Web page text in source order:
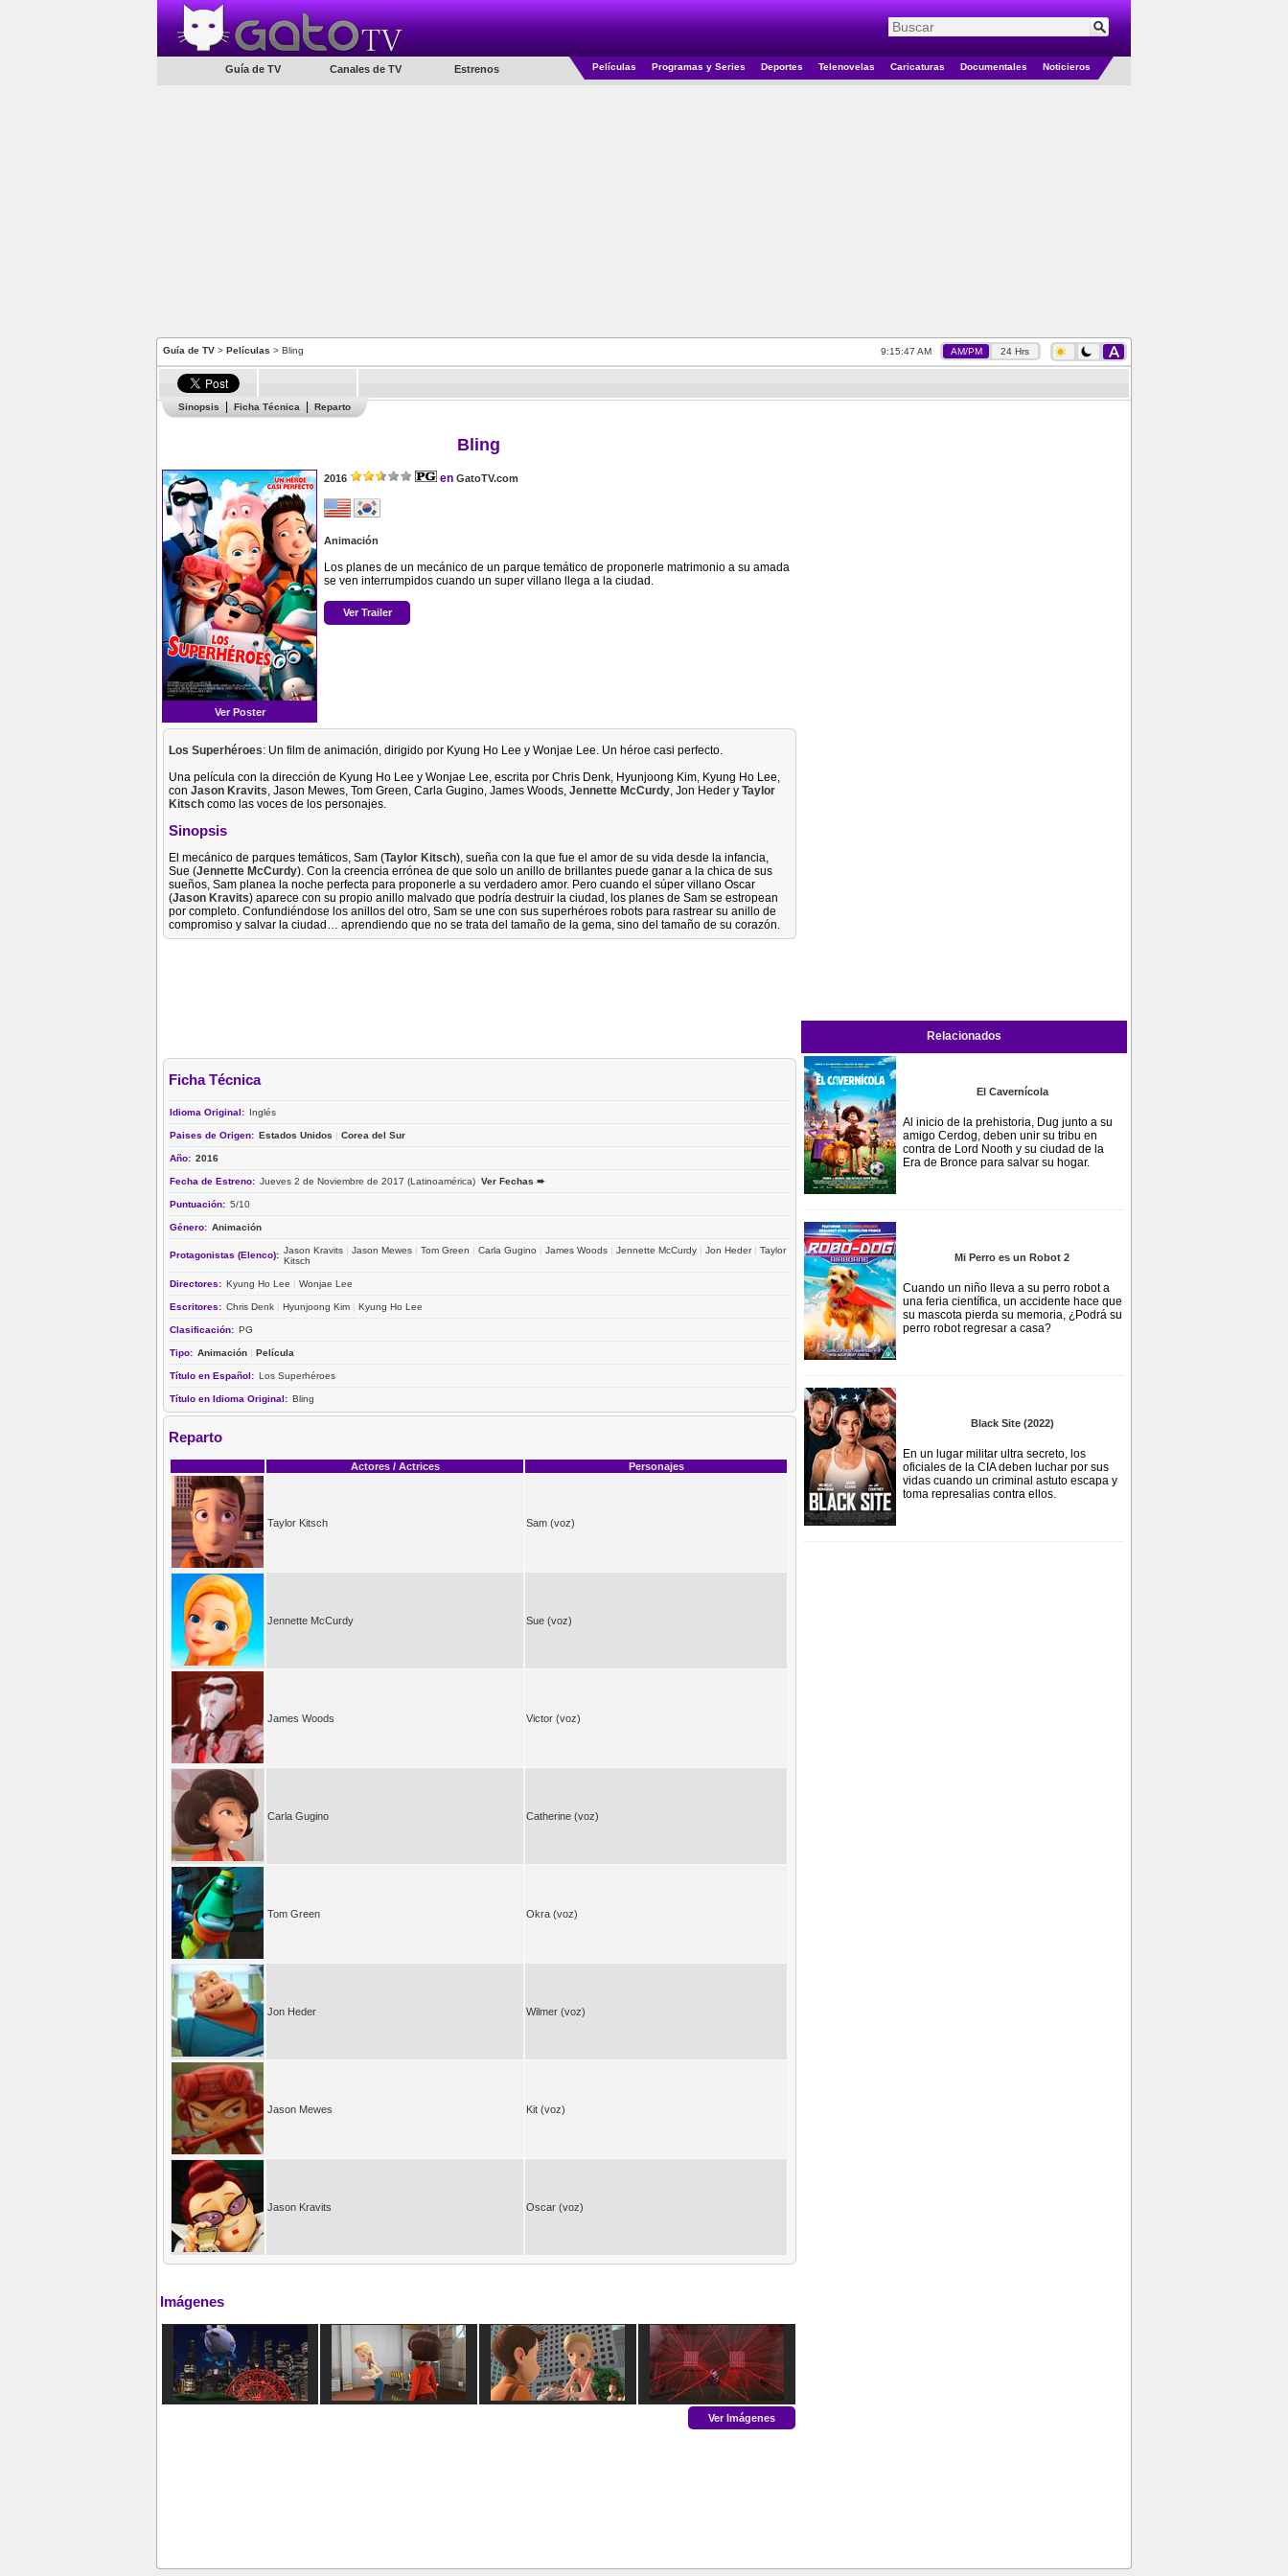
Guía de TV Canales de TV Estrenos Películas Programas y Series Deportes Telenovelas Caricaturas Documentales Noticieros
Guía de TV > Películas > Bling 9:15:48 AM AM/PM 24 Hrs
Sinopsis Ficha Técnica Reparto
Bling
Ver Poster
2016 en GatoTV.com
Animación
Los planes de un mecánico de un parque temático de proponerle matrimonio a su amada
se ven interrumpidos cuando un super villano llega a la ciudad.
Ver Trailer
Los Superhéroes: Un film de animación, dirigido por Kyung Ho Lee y Wonjae Lee. Un héroe casi perfecto.
Una película con la dirección de Kyung Ho Lee y Wonjae Lee, escrita por Chris Denk, Hyunjoong Kim, Kyung Ho Lee,
con Jason Kravits, Jason Mewes, Tom Green, Carla Gugino, James Woods, Jennette McCurdy, Jon Heder y Taylor
Kitsch como las voces de los personajes.
Sinopsis
El mecánico de parques temáticos, Sam (Taylor Kitsch), sueña con la que fue el amor de su vida desde la infancia,
Sue (Jennette McCurdy). Con la creencia errónea de que solo un anillo de brillantes puede ganar a la chica de sus
sueños, Sam planea la noche perfecta para proponerle a su verdadero amor. Pero cuando el súper villano Oscar
(Jason Kravits) aparece con su propio anillo malvado que podría destruir la ciudad, los planes de Sam se estropean
por completo. Confundiéndose los anillos del otro, Sam se une con sus superhéroes robots para rastrear su anillo de
compromiso y salvar la ciudad… aprendiendo que no se trata del tamaño de la gema, sino del tamaño de su corazón.
Ficha Técnica
Idioma Original: Inglés
Paises de Origen: Estados Unidos | Corea del Sur
Año: 2016
Fecha de Estreno: Jueves 2 de Noviembre de 2017 (Latinoamérica) Ver Fechas ➨
Puntuación: 5/10
Género: Animación
Protagonistas (Elenco): Jason Kravits | Jason Mewes | Tom Green | Carla Gugino | James Woods | Jennette McCurdy | Jon Heder| Taylor
Kitsch
Directores: Kyung Ho Lee | Wonjae Lee
Escritores: Chris Denk | Hyunjoong Kim | Kyung Ho Lee
Clasificación: PG
Tipo: Animación | Película
Título en Español: Los Superhéroes
Título en Idioma Original: Bling
Reparto
Actores / Actrices Personajes
Taylor Kitsch Sam (voz)
Jennette McCurdy Sue (voz)
James Woods Victor (voz)
Carla Gugino Catherine (voz)
Tom Green Okra (voz)
Jon Heder Wilmer (voz)
Jason Mewes Kit (voz)
Jason Kravits Oscar (voz)
Imágenes
Ver Imágenes
Relacionados
El Cavernícola
Al inicio de la prehistoria, Dug junto a su
amigo Cerdog, deben unir su tribu en
contra de Lord Nooth y su ciudad de la
Era de Bronce para salvar su hogar.
Mi Perro es un Robot 2
Cuando un niño lleva a su perro robot a
una feria científica, un accidente hace que
su mascota pierda su memoria, ¿Podrá su
perro robot regresar a casa?
Black Site (2022)
En un lugar militar ultra secreto, los
oficiales de la CIA deben luchar por sus
vidas cuando un criminal astuto escapa y
toma represalias contra ellos.